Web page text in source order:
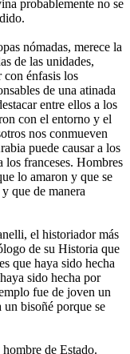
probablemente no se
nómadas, merece la
de las unidades,
con énfasis los
de una atinada
entre ellos a los
con el entorno y el
nos conmueven
puede causar a los
franceses. Hombres
lo amaron y que se
que de manera
el historiador más
de su Historia que
que haya sido hecha
sido hecha por
fue de joven un
bisoñé porque se
de Estado.